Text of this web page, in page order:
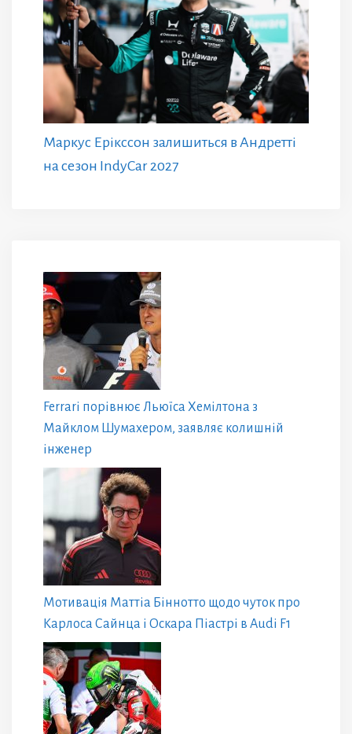
Маркус Ерікссон залишиться в Андретті
на сезон IndyCar 2027
Ferrari порівнює Льюїса Хемілтона з
Майклом Шумахером, заявляє колишній
інженер
Мотивація Маттіа Біннотто щодо чуток про
Карлоса Сайнца і Оскара Піастрі в Audi F1